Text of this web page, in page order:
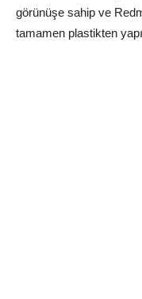
görünüşe sahip ve
tamamen plastikten